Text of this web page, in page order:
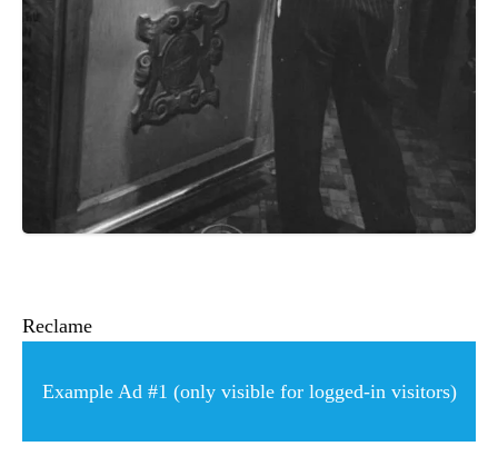
Reclame
Example Ad #1 (only visible for logged-in visitors)
ANIMALE
OAMENI
INSTALEAZ
APLICATIA